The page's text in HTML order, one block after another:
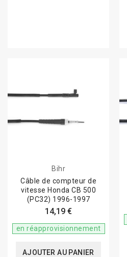
Bihr
Câble de compteur de
vitesse Honda CB 500
(PC32) 1996-1997
14,19 €
en réapprovisionnement
AJOUTER AU PANIER